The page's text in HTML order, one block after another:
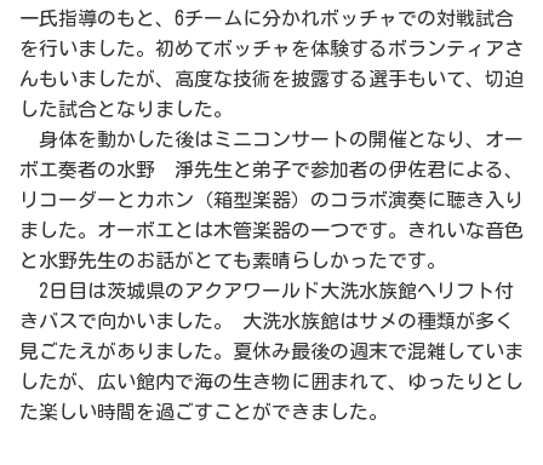
一氏指導のもと、6チームに分かれボッチャでの対戦試合
を行いました。初めてボッチャを体験するボランティアさ
んもいましたが、高度な技術を披露する選手もいて、切迫
した試合となりました。
身体を動かした後はミニコンサートの開催となり、オー
ボエ奏者の水野 淨先生と弟子で参加者の伊佐君による、
リコーダーとカホン（箱型楽器）のコラボ演奏に聴き入り
ました。オーボエとは木管楽器の一つです。きれいな音色
と水野先生のお話がとても素晴らしかったです。
2日目は茨城県のアクアワールド大洗水族館へリフト付
きバスで向かいました。 大洗水族館はサメの種類が多く
見ごたえがありました。夏休み最後の週末で混雑していま
したが、広い館内で海の生き物に囲まれて、ゆったりとし
た楽しい時間を過ごすことができました。